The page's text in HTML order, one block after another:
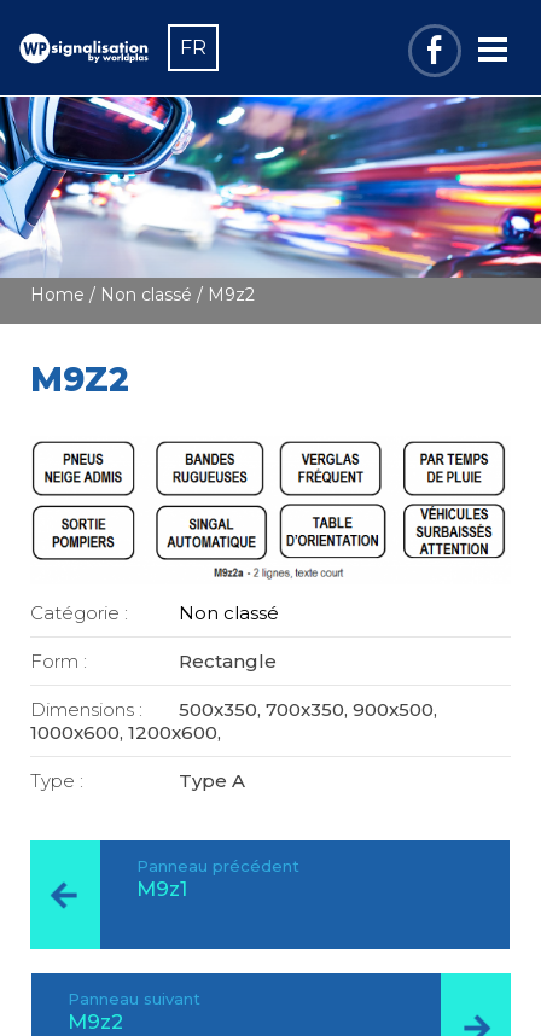
FR
Home / Non classé / M9z2
M9Z2
Catégorie : Non classé
Form : Rectangle
Dimensions :
500x350, 700x350, 900x500,
1000x600, 1200x600,
Type : Type A
Panneau précédent
M9z1
Panneau suivant
M9z2